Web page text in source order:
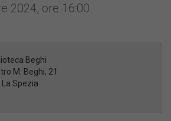
2024, ore 16:00
Beghi
M. Beghi, 21
Spezia